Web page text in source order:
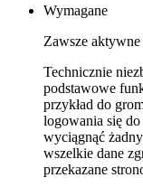
Wymagane
Zawsze aktywne
Technicznie
podstawowe
przykład do
logowania się
wyciągnąć
wszelkie dane
przekazane